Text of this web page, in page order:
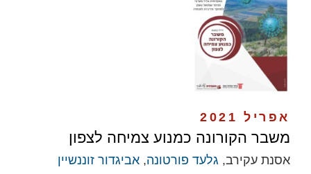
אפריל 2021
משבר הקורונה כמנוע צמיחה לצפון
אסנת עקירב, גלעד פורטונה, אביגדור זוננשיין